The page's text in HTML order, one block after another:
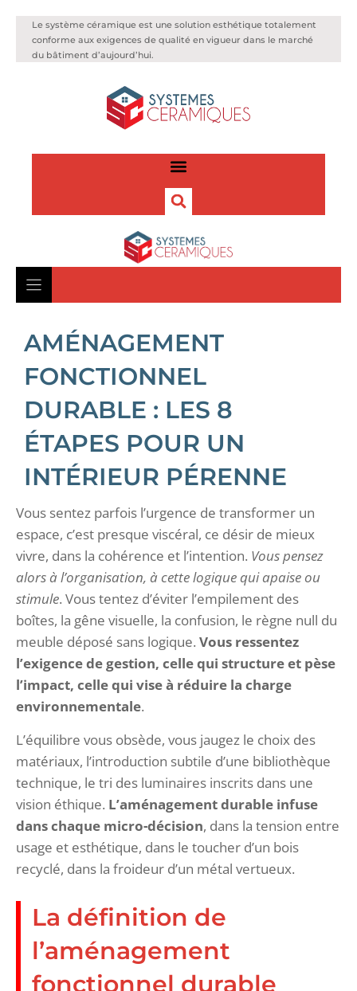
Le système céramique est une solution esthétique totalement
conforme aux exigences de qualité en vigueur dans le marché
du bâtiment d’aujourd’hui.
AMÉNAGEMENT
FONCTIONNEL
DURABLE : LES 8
ÉTAPES POUR UN
INTÉRIEUR PÉRENNE
Vous sentez parfois l’urgence de transformer un
espace, c’est presque viscéral, ce désir de mieux
vivre, dans la cohérence et l’intention. Vous pensez
alors à l’organisation, à cette logique qui apaise ou
stimule. Vous tentez d’éviter l’empilement des
boîtes, la gêne visuelle, la confusion, le règne null du
meuble déposé sans logique. Vous ressentez
l’exigence de gestion, celle qui structure et pèse
l’impact, celle qui vise à réduire la charge
environnementale.
L’équilibre vous obsède, vous jaugez le choix des
matériaux, l’introduction subtile d’une bibliothèque
technique, le tri des luminaires inscrits dans une
vision éthique. L’aménagement durable infuse
dans chaque micro-décision, dans la tension entre
usage et esthétique, dans le toucher d’un bois
recyclé, dans la froideur d’un métal vertueux.
La définition de
l’aménagement
fonctionnel durable